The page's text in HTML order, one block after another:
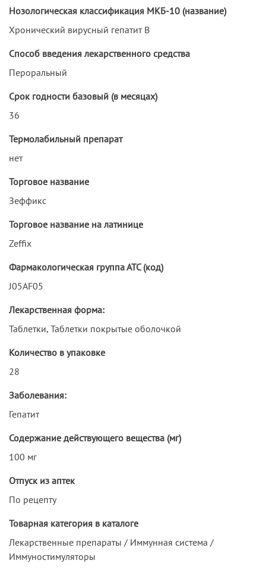
Нозологическая классификация МКБ-10 (название)
Хронический вирусный гепатит В
Способ введения лекарственного средства
Пероральный
Срок годности базовый (в месяцах)
36
Термолабильный препарат
нет
Торговое название
Зеффикс
Торговое название на латинице
Zeffix
Фармакологическая группа АТС (код)
J05AF05
Лекарственная форма:
Таблетки, Таблетки покрытые оболочкой
Количество в упаковке
28
Заболевания:
Гепатит
Содержание действующего вещества (мг)
100 мг
Отпуск из аптек
По рецепту
Товарная категория в каталоге
Лекарственные препараты / Иммунная система /
Иммуностимуляторы